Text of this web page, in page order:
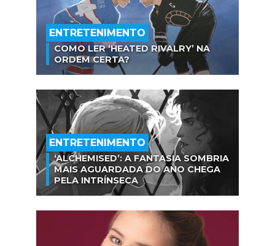
ENTRETENIMENTO
COMO LER ‘HEATED RIVALRY’ NA
ORDEM CERTA?
ENTRETENIMENTO
‘ALCHEMISED’: A FANTASIA SOMBRIA
MAIS AGUARDADA DO ANO CHEGA
PELA INTRÍNSECA